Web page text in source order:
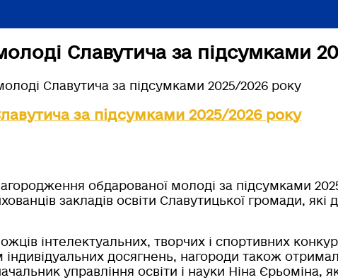
Славутича за підсумками
Славутича за підсумками 2025/2026 року
за підсумками 2025/2026 року
обдарованої молоді за підсумками
закладів освіти Славутицької громади,
інтелектуальних, творчих і спортивних
індивідуальних досягнень, нагороди також
управління освіти і науки Ніна Єрьоміна,